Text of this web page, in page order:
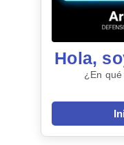
Hola,
¿En